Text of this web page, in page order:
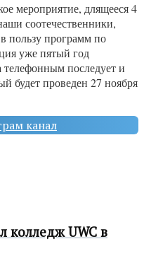
мероприятие, длящееся 4
соотечественники,
пользу программ по
уже пятый год
последует и
будет проведен 27 ноября
канал
колледж UWC в